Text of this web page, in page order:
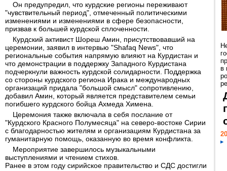
Он предупредил, что курдские регионы переживают
"чувствительный период", отмеченный политическими
изменениями и изменениями в сфере безопасности,
призвав к большей курдской сплоченности.
Курдский активист Шореш Амин, присутствовавший на
церемонии, заявил в интервью "Shafaq News", что
региональные события напрямую влияют на Курдистан и
что демонстрации в поддержку Западного Курдистана
подчеркнули важность курдской солидарности. Поддержка
со стороны курдского региона Ирака и международных
организаций придала "большой смысл" сопротивлению,
добавил Амин, который является представителем семьи
погибшего курдского бойца Ахмеда Химена.
Церемония также включала в себя послание от
"Курдского Красного Полумесяца" на северо-востоке Сирии
с благодарностью жителям и организациям Курдистана за
гуманитарную помощь, оказанную во время конфликта.
Мероприятие завершилось музыкальными
выступлениями и чтением стихов.
Ранее в этом году сирийское правительство и СДС достигли
в